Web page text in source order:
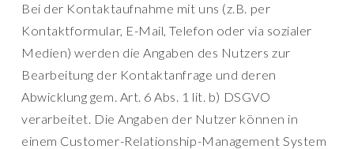
Bei der Kontaktaufnahme mit uns (z.B. per
Kontaktformular, E-Mail, Telefon oder via sozialer
Medien) werden die Angaben des Nutzers zur
Bearbeitung der Kontaktanfrage und deren
Abwicklung gem. Art. 6 Abs. 1 lit. b) DSGVO
verarbeitet. Die Angaben der Nutzer können in
einem Customer-Relationship-Management System